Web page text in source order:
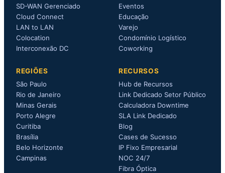
SD-WAN Gerenciado
Cloud Connect
LAN to LAN
Colocation
Interconexão DC
Eventos
Educação
Varejo
Condomínio Logístico
Coworking
REGIÕES
São Paulo
Rio de Janeiro
Minas Gerais
Porto Alegre
Curitiba
Brasília
Belo Horizonte
Campinas
RECURSOS
Hub de Recursos
Link Dedicado Setor Público
Calculadora Downtime
SLA Link Dedicado
Blog
Cases de Sucesso
IP Fixo Empresarial
NOC 24/7
Fibra Óptica